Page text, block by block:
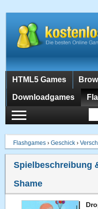
HTML5 Games
Downloadgames
Flashgames ›Geschick ›
Spielbeschreibung
Shame